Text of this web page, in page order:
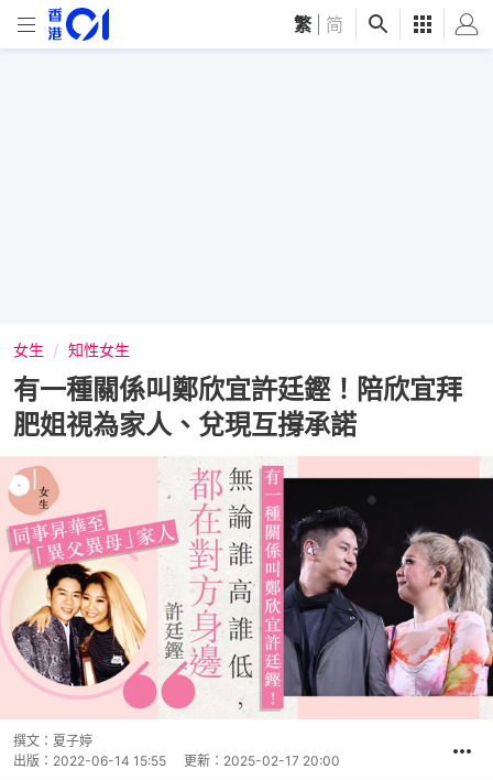
繁 简
女生 知性女生
有一種關係叫鄭欣宜許廷鏗！陪欣宜拜
肥姐視為家人、兌現互撐承諾
撰文： 夏子婷
出版： 2022-06-14 15:55 更新： 2025-02-17 20:00